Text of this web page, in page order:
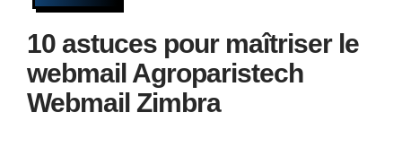
10 astuces pour maîtriser le
webmail Agroparistech
Webmail Zimbra